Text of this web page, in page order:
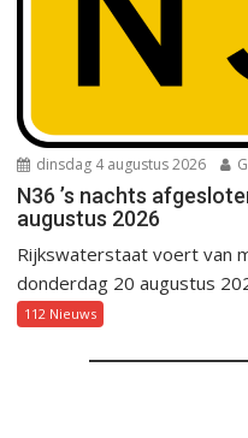
dinsdag 4 augustus 2026
N36 ’s nachts
augustus 2026
Rijkswaterstaat voert van
donderdag 20 augustus
112 Nieuws